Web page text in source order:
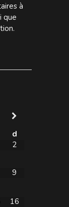
à
que
d
2
9
16